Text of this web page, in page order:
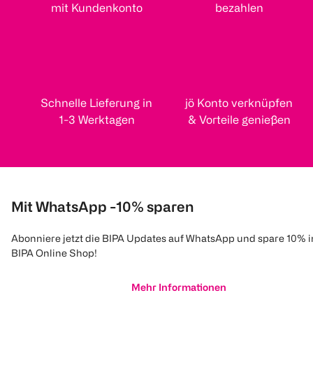
mit Kundenkonto
bezahlen
Schnelle Lieferung in
1-3 Werktagen
jö Konto verknüpfen
& Vorteile genießen
Mit WhatsApp -10% sparen
Abonniere jetzt die BIPA Updates auf WhatsApp und spare 10%
BIPA Online Shop!
Mehr Informationen